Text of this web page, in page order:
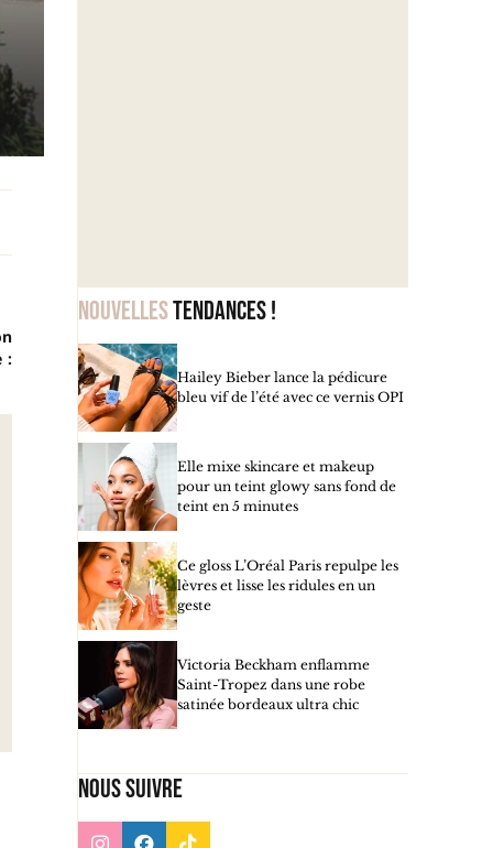
Nouvellestendances !
Hailey Bieber lance la pédicure
bleu vif de l’été avec ce vernis OPI
Elle mixe skincare et makeup
pour un teint glowy sans fond de
teint en 5 minutes
Ce gloss L’Oréal Paris repulpe les
lèvres et lisse les ridules en un
geste
Victoria Beckham enflamme
Saint-Tropez dans une robe
satinée bordeaux ultra chic
Nous suivre
: